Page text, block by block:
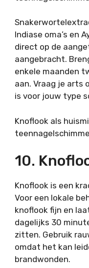
Indiase oma’s en
direct op de
aangebracht.
enkele maanden
aan. Vraag je
is voor jouw type
Knoflook als
10.
Knoflook is een
Voor een lokale
knoflook fijn en
dagelijks 30
zitten. Gebruik
omdat het kan
brandwonden.